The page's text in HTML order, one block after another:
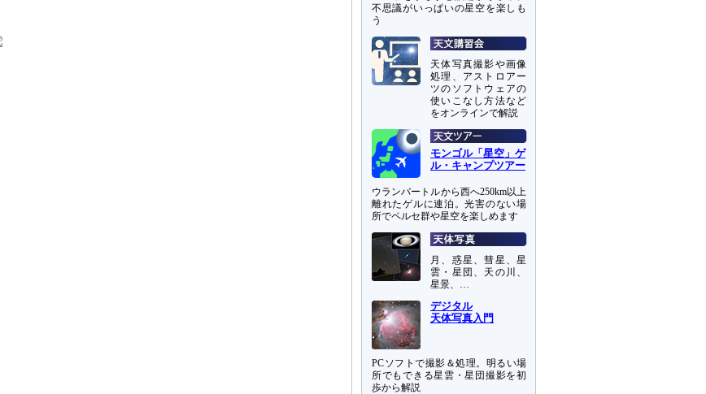
不思議がいっぱいの星空を楽しも
う
天体写真撮影や画像
処理、アストロアー
ツのソフトウェアの
使いこなし方法など
をオンラインで解説
モンゴル「星空」ゲ
ル・キャンプツアー
ウランバートルから西へ250km以上
離れたゲルに連泊。光害のない場
所でペルセ群や星空を楽しめます
月、惑星、彗星、星
雲・星団、天の川、
星景、…
デジタル
天体写真入門
PCソフトで撮影＆処理。明るい場
所でもできる星雲・星団撮影を初
歩から解説